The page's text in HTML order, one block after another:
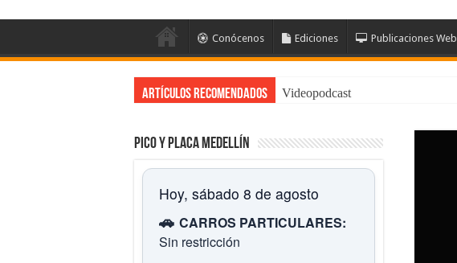
Conócenos Ediciones Publicaciones Web
Artículos Recomendados Videopodcast
Pico y placa Medellín
Hoy, sábado 8 de agosto
🚗 CARROS PARTICULARES:
Sin restricción